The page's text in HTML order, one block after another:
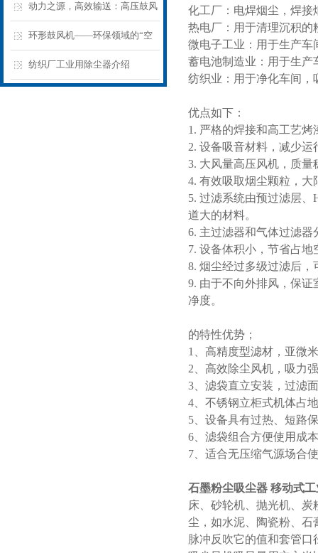
动力之源，高效输送：高压鼓风
机在工业领域的优表现
环形鼓风机——环保领域的“空
气净化使者”
纺织厂工业用除尘器介绍
化工厂：电焊烟尘，焊接
热电厂：用于清理沉积的
微电子工业：用于生产车
蓄电池制造业：用于生产
纺织业：用于净化车间，
优点如下：
1. 严格的焊接和高工艺
2. 设备吸音材料，减少
3. 大风量高压风机，质量
4. 有效吸取烟尘颗粒，
5. 过滤系统由预过滤层
道大的材料。
6. 主过滤器和气体过滤
7. 设备体积小，节省占
8. 烟尘经过多级过滤后
9. 由于不向外排风，保
净度。
的特性优势；
1、高精度型滤材，亚微
2、高效除尘风机，吸力
3、滤袋直立安装，过滤
4、不锈钢立柜式机体占
5、设备具有过热、短路
6、滤袋组合方便使用成
7、适合无压缩气源场合
石墨粉尘吸尘器 移动式
床、砂轮机、抛光机、
尘，如水泥、陶瓷粉、石
脉冲反吹它的值和套管